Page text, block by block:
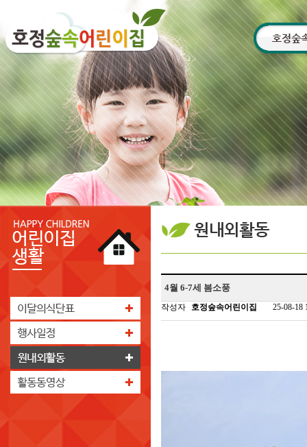
4월 6-7세 봄소풍
작성자 호정숲속어린이집 25-08-18